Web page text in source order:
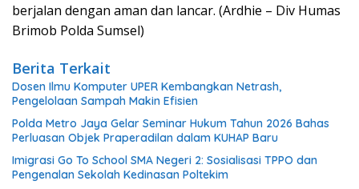
berjalan dengan aman dan lancar. (Ardhie – Div Humas
Brimob Polda Sumsel)
Berita Terkait
Dosen Ilmu Komputer UPER Kembangkan Netrash,
Pengelolaan Sampah Makin Efisien
Polda Metro Jaya Gelar Seminar Hukum Tahun 2026 Bahas
Perluasan Objek Praperadilan dalam KUHAP Baru
Imigrasi Go To School SMA Negeri 2: Sosialisasi TPPO dan
Pengenalan Sekolah Kedinasan Poltekim